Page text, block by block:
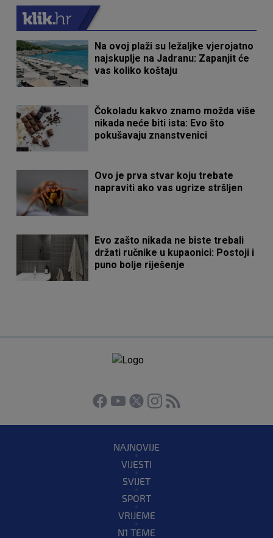
Na ovoj plaži su ležaljke vjerojatno
najskuplje na Jadranu: Zapanjit će
vas koliko koštaju
Čokoladu kakvo znamo možda više
nikada neće biti ista: Evo što
pokušavaju znanstvenici
Ovo je prva stvar koju trebate
napraviti ako vas ugrize stršljen
Evo zašto nikada ne biste trebali
držati ručnike u kupaonici: Postoji i
puno bolje riješenje
NAJNOVIJE
VIJESTI
SVIJET
SPORT
VRIJEME
N1 TEME